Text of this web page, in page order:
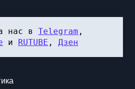
нас в Telegram
и RUTUBE , Дзен